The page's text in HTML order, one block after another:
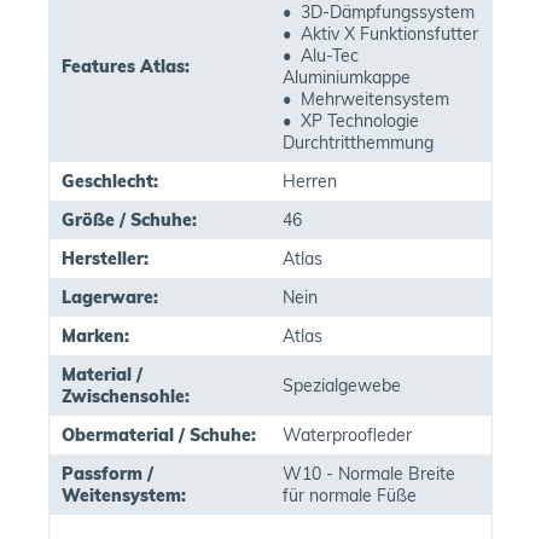
Features Atlas:
• 3D-Dämpfungssystem
• Aktiv X Funktionsfutter
• Alu-Tec
Aluminiumkappe
• Mehrweitensystem
• XP Technologie
Durchtritthemmung
Geschlecht:
Herren
Größe / Schuhe:
46
Hersteller:
Atlas
Lagerware:
Nein
Marken:
Atlas
Material /
Zwischensohle:
Spezialgewebe
Obermaterial / Schuhe:
Waterproofleder
Passform /
Weitensystem:
W10 - Normale Breite
für normale Füße